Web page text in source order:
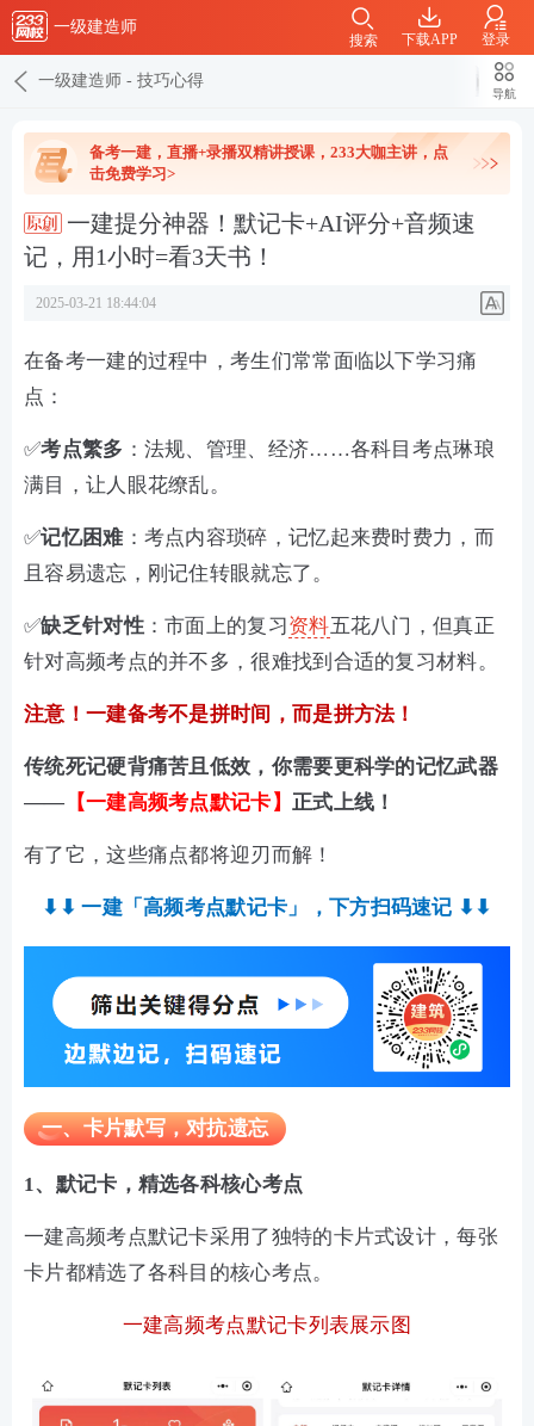
一级建造师
下载APP 登录
搜索
一级建造师 - 技巧心得
导航
备考一建，直播+录播双精讲授课，233大咖主讲，点
击免费学习>
一建提分神器！默记卡+AI评分+音频速
记，用1小时=看3天书！
2025-03-21 18:44:04
在备考一建的过程中，考生们常常面临以下学习痛
点：
✅考点繁多 ：法规、管理、经济……各科目考点琳琅
满目，让人眼花缭乱。
✅记忆困难：考点内容琐碎，记忆起来费时费力，而
且容易遗忘，刚记住转眼就忘了。
✅缺乏针对性：市面上的复习资料五花八门，但真正
针对高频考点的并不多，很难找到合适的复习材料。
注意！一建备考不是拼时间，而是拼方法！
传统死记硬背痛苦且低效 ，你需要更科学的记忆武器
—— 【一建高频考点默记卡】 正式上线！
有了它，这些痛点都将迎刃而解！
⬇⬇一建「高频考点默记卡」， 下方扫码速记 ⬇⬇
一、卡片默写，对抗遗忘
1、默记卡，精选各科核心考点
一建高频考点默记卡采用了独特的卡片式设计，每张
卡片都精选了各科目的核心考点。
一建高频考点默记卡列表展示图